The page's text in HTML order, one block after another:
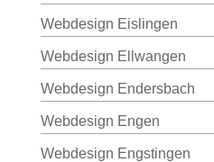
Webdesign Eislingen
Webdesign Ellwangen
Webdesign Endersbach
Webdesign Engen
Webdesign Engstingen